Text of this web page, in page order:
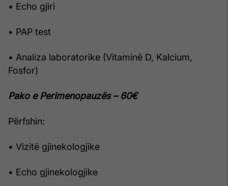
• Echo gjiri
• PAP test
• Analiza laboratorike (Vitaminë D, Kalcium,
Fosfor)
Pako e Perimenopauzës – 60€
Përfshin:
• Vizitë gjinekologjike
• Echo gjinekologjike